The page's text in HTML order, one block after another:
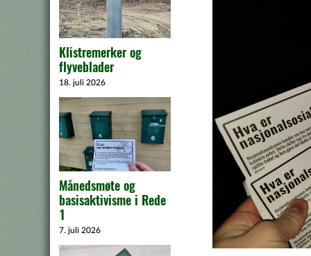
Klistremerker og
flyveblader
18. juli 2026
Månedsmøte og
basisaktivisme i Rede
1
7. juli 2026